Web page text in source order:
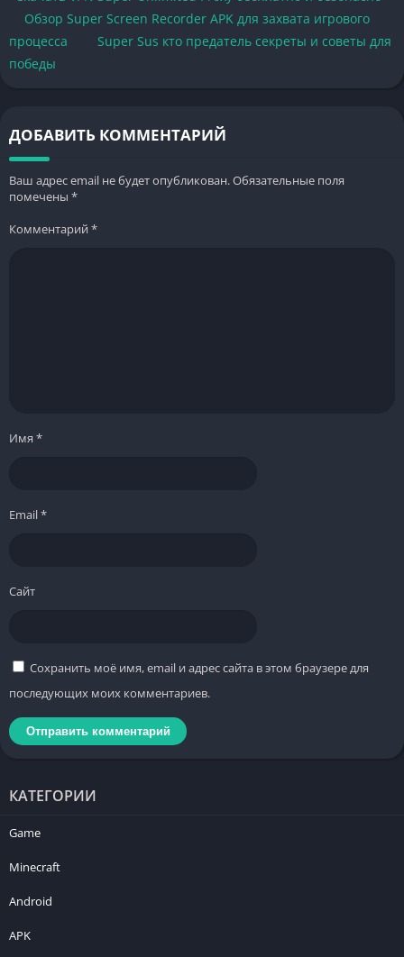
Обзор Super Screen Recorder APK для захвата игрового
процесса
Super Sus кто предатель секреты и советы для
победы
ДОБАВИТЬ КОММЕНТАРИЙ
Ваш адрес email не будет опубликован.Обязательные поля
помечены *
Комментарий*
Имя *
Email*
Сайт
Сохранить моё имя, email и адрес сайта в этом браузере для
последующих моих комментариев.
КАТЕГОРИИ
Game
Minecraft
Android
APK